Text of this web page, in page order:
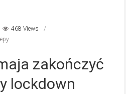
468 Views
zakończyć
lockdown